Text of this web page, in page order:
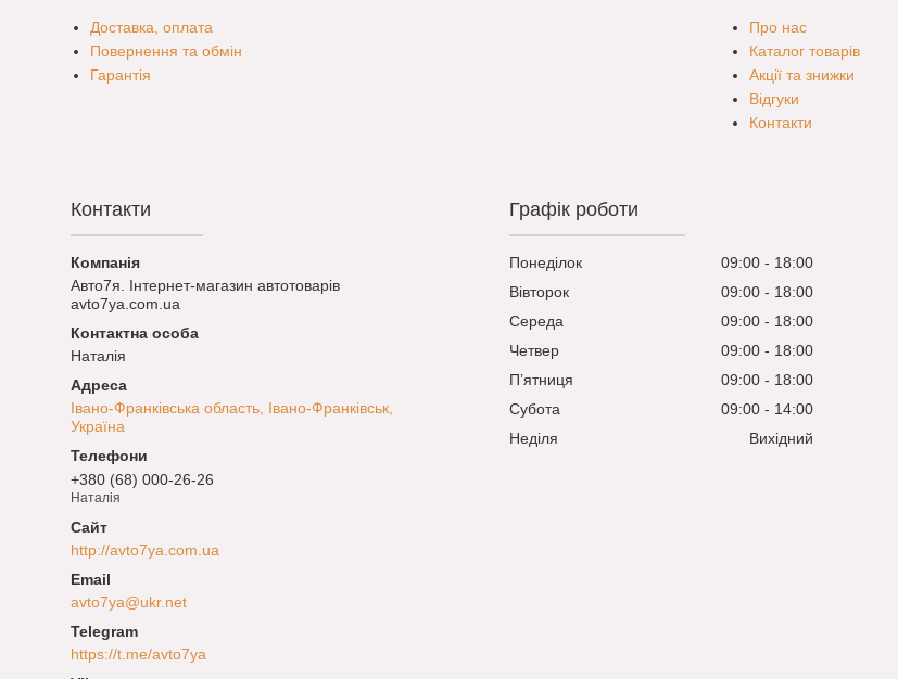
Доставка, оплата
Повернення та обмін
Гарантія
Про нас
Каталог товарів
Акції та знижки
Відгуки
Контакти
Контакти
Авто7я. Інтернет-магазин автотоварів
avto7ya.com.ua
Наталія
Івано-Франківська область, Івано-Франківськ,
Україна
+380 (68) 000-26-26
Наталія
http://avto7ya.com.ua
avto7ya@ukr.net
https://t.me/avto7ya
Графік роботи
Понеділок 09:00
18:00
Вівторок
09:00
18:00
Середа
09:00
18:00
Четвер
09:00
18:00
Пʼятниця
09:00
18:00
Субота
09:00
14:00
Неділя
Вихідний